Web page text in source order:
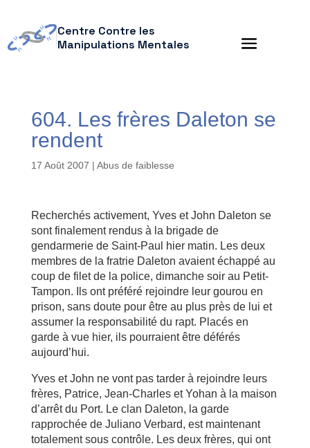
Centre Contre les
Manipulations Mentales
604. Les frères Daleton se
rendent
17 Août 2007 | Abus de faiblesse
Recherchés activement, Yves et John Daleton se
sont finalement rendus à la brigade de
gendarmerie de Saint-Paul hier matin. Les deux
membres de la fratrie Daleton avaient échappé au
coup de filet de la police, dimanche soir au Petit-
Tampon. Ils ont préféré rejoindre leur gourou en
prison, sans doute pour être au plus près de lui et
assumer la responsabilité du rapt. Placés en
garde à vue hier, ils pourraient être déférés
aujourd’hui.
Yves et John ne vont pas tarder à rejoindre leurs
frères, Patrice, Jean-Charles et Yohan à la maison
d’arrêt du Port. Le clan Daleton, la garde
rapprochée de Juliano Verbard, est maintenant
totalement sous contrôle. Les deux frères, qui ont